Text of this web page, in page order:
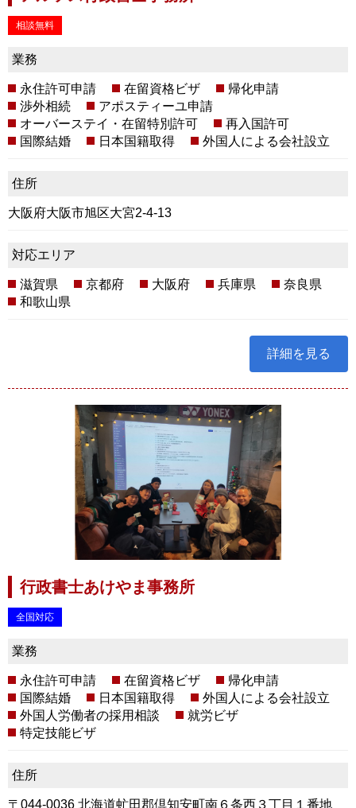
相談無料
業務
永住許可申請 在留資格ビザ
帰化申請
渉外相続
アポスティーユ申請
オーバーステイ・在留特別許可
再入国許可
国際結婚
日本国籍取得 外国人による会社設立
住所
大阪府大阪市旭区大宮2-4-13
対応エリア
滋賀県 京都府 大阪府 兵庫県
奈良県
和歌山県
詳細を見る
行政書士あけやま事務所
全国対応
業務
永住許可申請 在留資格ビザ
帰化申請
国際結婚
日本国籍取得
外国人による会社設立
外国人労働者の採用相談
就労ビザ
特定技能ビザ
住所
〒044-0036 北海道虻田郡倶知安町南６条西３丁目１番地